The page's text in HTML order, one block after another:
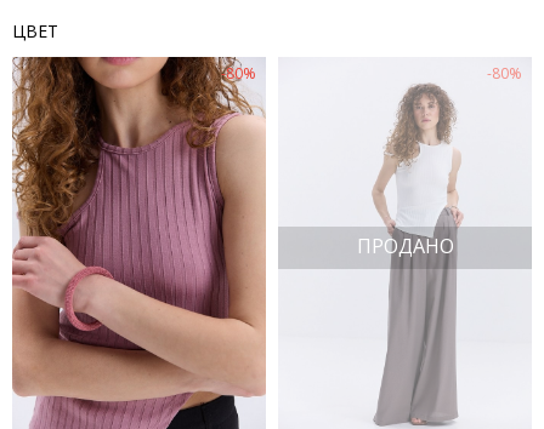
ЦВЕТ
-80% -80%
ПРОДАНО